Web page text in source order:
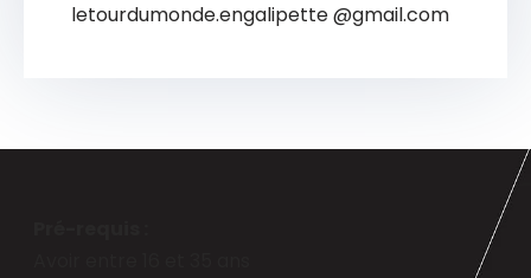
letourdumonde.engalipette @gmail.com